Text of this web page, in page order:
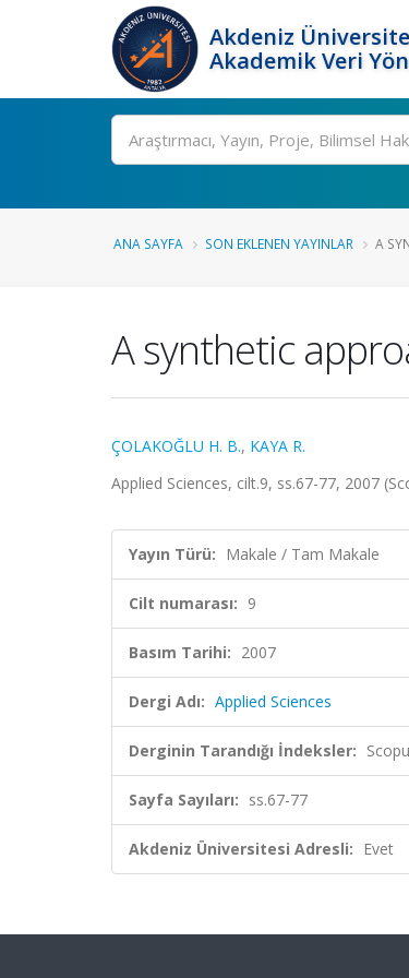
Akdeniz
Akademik Veri
Ara
ANA SAYFA SON EKLENEN YAYINLAR A
A synthetic
ÇOLAKOĞLU H. B., KAYA R.
Applied Sciences, cilt.9, ss.67-77, 2007
Yayın Türü: Makale / Tam Makale
Cilt numarası: 9
Basım Tarihi: 2007
Dergi Adı: Applied Sciences
Derginin Tarandığı İndeksler:
Sayfa Sayıları: ss.67-77
Akdeniz Üniversitesi Adresli: Evet